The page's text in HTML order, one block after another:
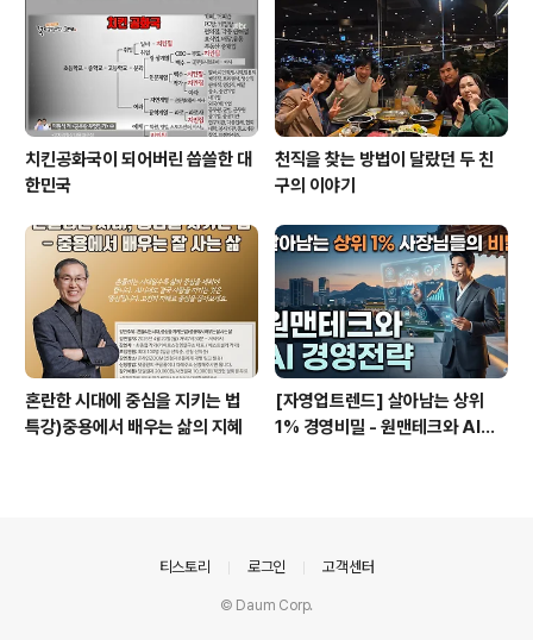
치킨공화국이 되어버린 씁쓸한 대
한민국
천직을 찾는 방법이 달랐던 두 친
구의 이야기
혼란한 시대에 중심을 지키는 법
특강)중용에서 배우는 삶의 지혜
[자영업트렌드] 살아남는 상위
1% 경영비밀 - 원맨테크와 AI경
티스토리 로그인 고객센터
© Daum Corp.